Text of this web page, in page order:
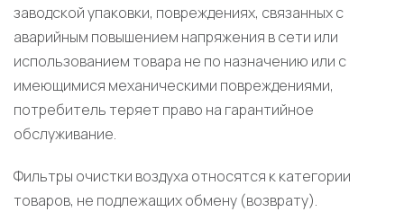
заводской упаковки, повреждениях, связанных с
аварийным повышением напряжения в сети или
использованием товара не по назначению или с
имеющимися механическими повреждениями,
потребитель теряет право на гарантийное
обслуживание.
Фильтры очистки воздуха относятся к категории
товаров, не подлежащих обмену (возврату).